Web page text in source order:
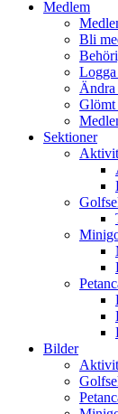
Medlem
Bli
Glömt
Sektioner
Bilder